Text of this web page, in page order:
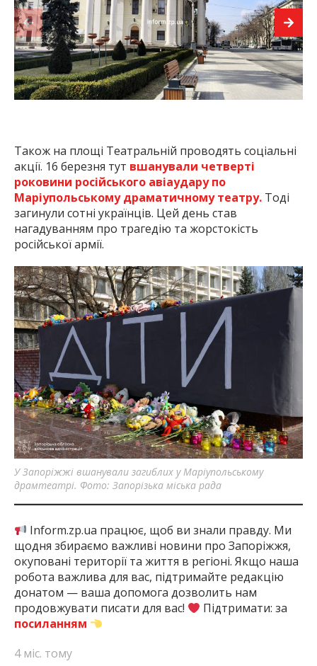
Також на площі Театральній проводять соціальні
акції. 16 березня тут вшанували четверті
роковини російського авіаудару по
Маріупольському драматичному театру. Тоді
загинули сотні українців. Цей день став
нагадуванням про трагедію та жорстокість
російської армії.
У Запоріжжі вшанували загиблих у Маріупольському
драмтеатрі. Фото: Запорізька міська рада
Inform.zp.ua працює, щоб ви знали правду. Ми
щодня збираємо важливі новини про Запоріжжя,
окуповані території та життя в регіоні. Якщо наша
робота важлива для вас, підтримайте редакцію
донатом — ваша допомога дозволить нам
продовжувати писати для вас!
Підтримати: за
посиланням
4 міс. тому